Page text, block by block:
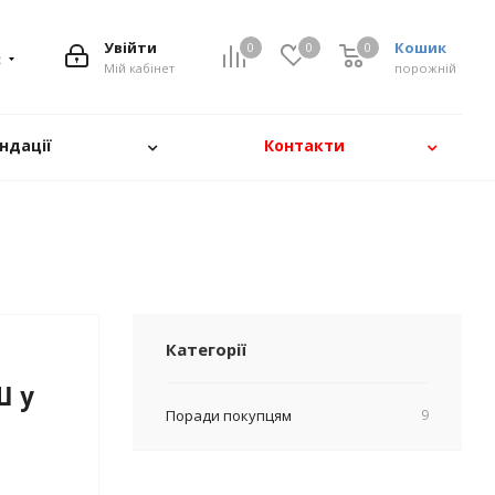
0 0 Кошик
порожній
0
Увійти
Мій кабінет
Контакти
у
Категорії
Поради покупцям 9